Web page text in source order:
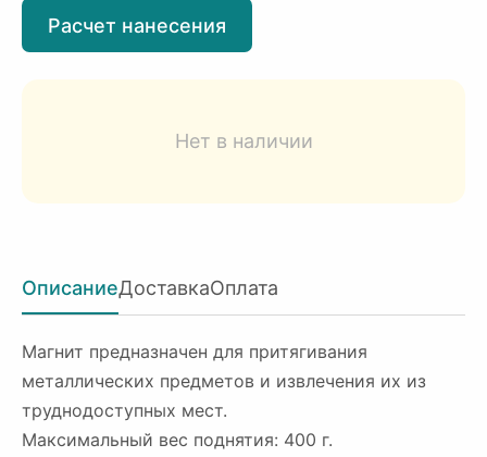
Расчет нанесения
Нет в наличии
ОписаниеДоставкаОплата
Магнит предназначен для притягивания
металлических предметов и извлечения их из
труднодоступных мест.
Максимальный вес поднятия: 400 г.